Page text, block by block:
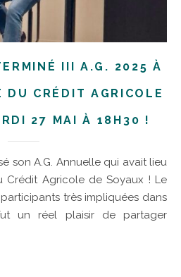
III A.G. 2025 À
DU CRÉDIT AGRICOLE
27 MAI À 18H30 !
Crédit Agricole de Soyaux ! Le
très impliquées dans
un réel plaisir de partager